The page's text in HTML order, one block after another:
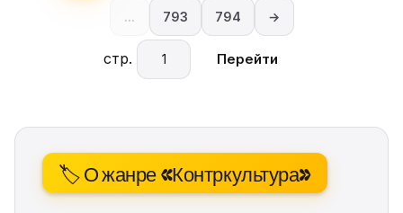
... 793 794 →
стр. Перейти
🏷️ О жанре «Контркультура»